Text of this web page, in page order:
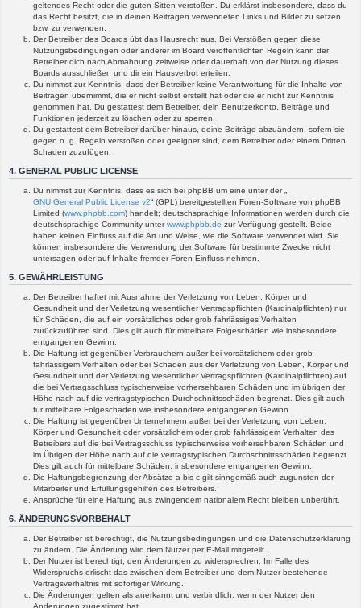
geltendes Recht oder die guten Sitten verstoßen. Du erklärst insbesondere, dass du
das Recht besitzt, die in deinen Beiträgen verwendeten Links und Bilder zu setzen
bzw. zu verwenden.
Der Betreiber des Boards übt das Hausrecht aus. Bei Verstößen gegen diese
Nutzungsbedingungen oder anderer im Board veröffentlichten Regeln kann der
Betreiber dich nach Abmahnung zeitweise oder dauerhaft von der Nutzung dieses
Boards ausschließen und dir ein Hausverbot erteilen.
Du nimmst zur Kenntnis, dass der Betreiber keine Verantwortung für die Inhalte von
Beiträgen übernimmt, die er nicht selbst erstellt hat oder die er nicht zur Kenntnis
genommen hat. Du gestattest dem Betreiber, dein Benutzerkonto, Beiträge und
Funktionen jederzeit zu löschen oder zu sperren.
Du gestattest dem Betreiber darüber hinaus, deine Beiträge abzuändern, sofern sie
gegen o. g. Regeln verstoßen oder geeignet sind, dem Betreiber oder einem Dritten
Schaden zuzufügen.
4. GENERAL PUBLIC LICENSE
Du nimmst zur Kenntnis, dass es sich bei phpBB um eine unter der „
GNU General Public License v2“ (GPL) bereitgestellten Foren-Software von phpBB
Limited (www.phpbb.com) handelt; deutschsprachige Informationen werden durch die
deutschsprachige Community unterwww.phpbb.de zur Verfügung gestellt. Beide
haben keinen Einfluss auf die Art und Weise, wie die Software verwendet wird. Sie
können insbesondere die Verwendung der Software für bestimmte Zwecke nicht
untersagen oder auf Inhalte fremder Foren Einfluss nehmen.
5. GEWÄHRLEISTUNG
Der Betreiber haftet mit Ausnahme der Verletzung von Leben, Körper und
Gesundheit und der Verletzung wesentlicher Vertragspflichten (Kardinalpflichten) nur
für Schäden, die auf ein vorsätzliches oder grob fahrlässiges Verhalten
zurückzuführen sind. Dies gilt auch für mittelbare Folgeschäden wie insbesondere
entgangenen Gewinn.
Die Haftung ist gegenüber Verbrauchern außer bei vorsätzlichem oder grob
fahrlässigem Verhalten oder bei Schäden aus der Verletzung von Leben, Körper und
Gesundheit und der Verletzung wesentlicher Vertragspflichten (Kardinalpflichten) auf
die bei Vertragsschluss typischerweise vorhersehbaren Schäden und im übrigen der
Höhe nach auf die vertragstypischen Durchschnittsschäden begrenzt. Dies gilt auch
für mittelbare Folgeschäden wie insbesondere entgangenen Gewinn.
Die Haftung ist gegenüber Unternehmern außer bei der Verletzung von Leben,
Körper und Gesundheit oder vorsätzlichem oder grob fahrlässigem Verhalten des
Betreibers auf die bei Vertragsschluss typischerweise vorhersehbaren Schäden und
im Übrigen der Höhe nach auf die vertragstypischen Durchschnittsschäden begrenzt.
Dies gilt auch für mittelbare Schäden, insbesondere entgangenen Gewinn.
Die Haftungsbegrenzung der Absätze a bis c gilt sinngemäß auch zugunsten der
Mitarbeiter und Erfüllungsgehilfen des Betreibers.
Ansprüche für eine Haftung aus zwingendem nationalem Recht bleiben unberührt.
6. ÄNDERUNGSVORBEHALT
Der Betreiber ist berechtigt, die Nutzungsbedingungen und die Datenschutzerklärung
zu ändern. Die Änderung wird dem Nutzer per E-Mail mitgeteilt.
Der Nutzer ist berechtigt, den Änderungen zu widersprechen. Im Falle des
Widerspruchs erlischt das zwischen dem Betreiber und dem Nutzer bestehende
Vertragsverhältnis mit sofortiger Wirkung.
Die Änderungen gelten als anerkannt und verbindlich, wenn der Nutzer den
Änderungen zugestimmt hat.